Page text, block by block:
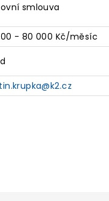
smlouva
- 80 000 Kč/měsíc